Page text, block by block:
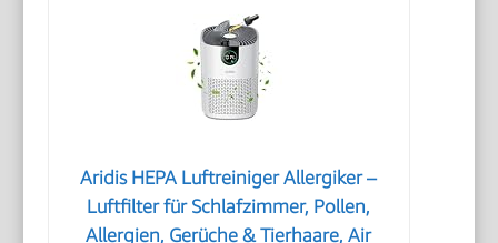
Aridis HEPA Luftreiniger Allergiker –
Luftfilter für Schlafzimmer, Pollen,
Allergien, Gerüche & Tierhaare, Air